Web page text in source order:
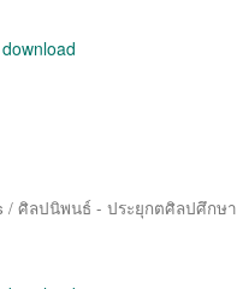
download
/ ศิลปนิพนธ์ - ประยุกตศิลปศึกษา